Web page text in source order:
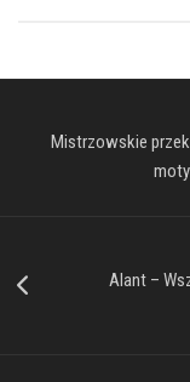
Mistrzowskie
Alant –